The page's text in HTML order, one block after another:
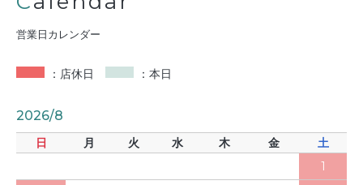
営業日カレンダー
：店休日 ：本日
2026/8
日 月 火 水 木 金
土
1